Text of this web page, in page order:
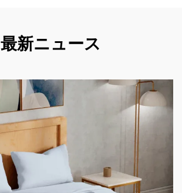
最新ニュース